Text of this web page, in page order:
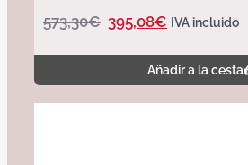
573,30€ 395,08€ IVA incluido
Añadir a la cesta